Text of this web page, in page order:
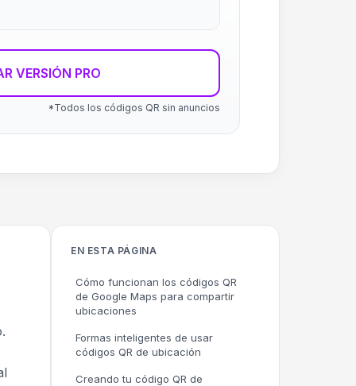
VERSIÓN PRO
*Todos los códigos QR sin anuncios
EN ESTA PÁGINA
Cómo funcionan los códigos QR
de Google Maps para compartir
ubicaciones
Formas inteligentes de usar
códigos QR de ubicación
Creando tu código QR de